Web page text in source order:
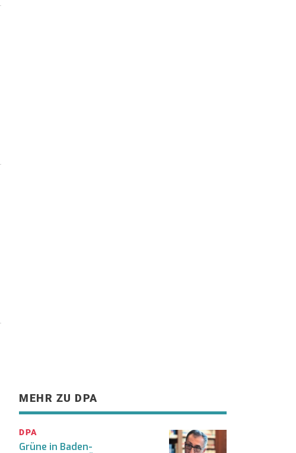
MEHR ZU DPA
DPA
Grüne in Baden-